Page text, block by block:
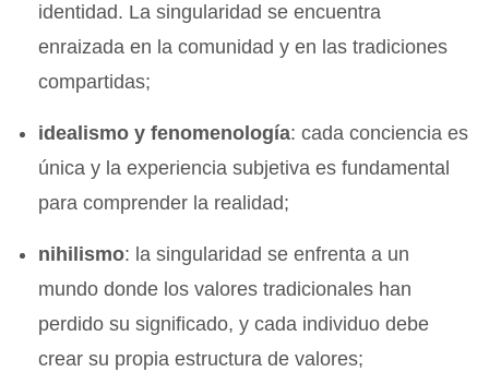
identidad. La singularidad se encuentra
enraizada en la comunidad y en las tradiciones
compartidas;
idealismo y fenomenología: cada conciencia es
única y la experiencia subjetiva es fundamental
para comprender la realidad;
nihilismo: la singularidad se enfrenta a un
mundo donde los valores tradicionales han
perdido su significado, y cada individuo debe
crear su propia estructura de valores;